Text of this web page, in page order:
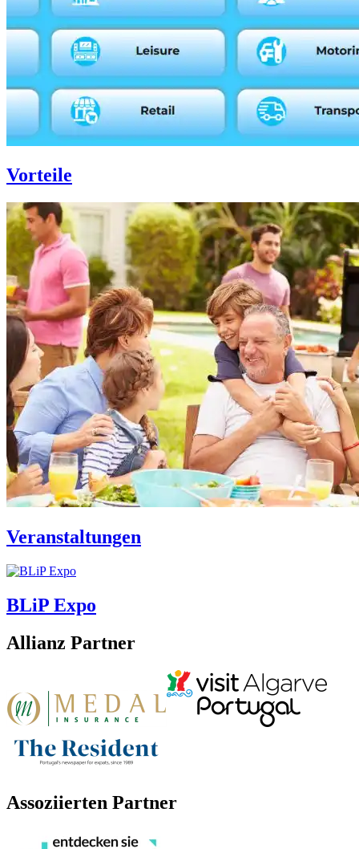
Vorteile
Veranstaltungen
BLiP Expo
Allianz Partner
Assoziierten Partner